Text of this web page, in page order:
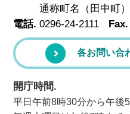
通称町名（田中町）
電話. 0296-24-2111 Fax.
各お問い合
開庁時間.
平日午前8時30分から午後